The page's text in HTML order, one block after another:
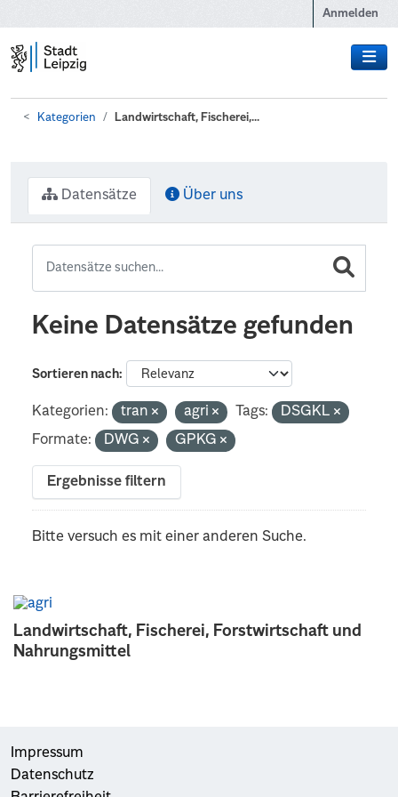
Anmelden
Kategorien Landwirtschaft, Fischerei,...
Landwirtschaft, Fischerei, Forstwirtschaft und
Nahrungsmittel
Datensätze Über uns
Keine Datensätze gefunden
Sortieren nach
Kategorien: tran agri Tags:
DSGKL
Formate:
DWG GPKG
Ergebnisse filtern
Bitte versuch es mit einer anderen Suche.
Impressum
Datenschutz